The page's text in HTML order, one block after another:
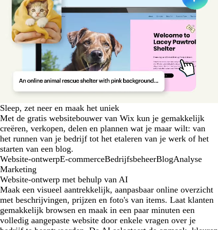
Sleep, zet neer en maak het uniek
Met de gratis websitebouwer van Wix kun je gemakkelijk
creëren, verkopen, delen en plannen wat je maar wilt: van
het runnen van je bedrijf tot het etaleren van je werk of het
starten van een blog.
Website-ontwerpE-commerceBedrijfsbeheerBlogAnalyse
Marketing
Website-ontwerp met behulp van AI
Maak een visueel aantrekkelijk, aanpasbaar online overzicht
met beschrijvingen, prijzen en foto's van items. Laat klanten
gemakkelijk browsen en maak in een paar minuten een
volledig aangepaste website door enkele vragen over je